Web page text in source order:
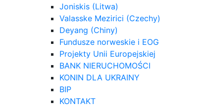
Joniskis (Litwa)
Valasske Mezirici (Czechy)
Deyang (Chiny)
Fundusze norweskie i EOG
Projekty Unii Europejskiej
BANK NIERUCHOMOŚCI
KONIN DLA UKRAINY
BIP
KONTAKT